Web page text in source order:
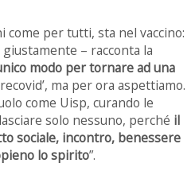
come per tutti, sta nel vaccino:
– racconta la
modo per tornare ad una
ma per ora aspettiamo.
come Uisp, curando le
solo nessuno, perché il
sociale, incontro, benessere
lo spirito”.